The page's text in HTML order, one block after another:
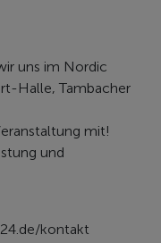
uns im Nordic
Halle, Tambacher
mit!
und
kontakt